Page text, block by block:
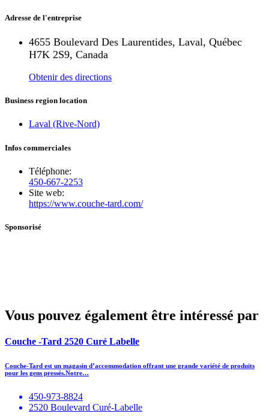
Adresse de l'entreprise
4655 Boulevard Des Laurentides, Laval, Québec
H7K 2S9, Canada
Obtenir des directions
Business region location
Laval (Rive-Nord)
Infos commerciales
Téléphone:
450-667-2253
Site web:
https://www.couche-tard.com/
Sponsorisé
Vous pouvez également être intéressé par
Couche -Tard 2520 Curé Labelle
Couche-Tard est un magasin d’accommodation offrant une grande variété de produits
pour les gens pressés.Notre…
450-973-8824
2520 Boulevard Curé-Labelle